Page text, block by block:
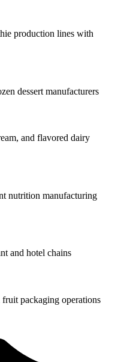
production lines with
dessert manufacturers
and flavored dairy
nutrition manufacturing
and hotel chains
packaging operations